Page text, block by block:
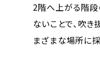
2階へ上がる階
ないことで、吹
まざまな場所に採